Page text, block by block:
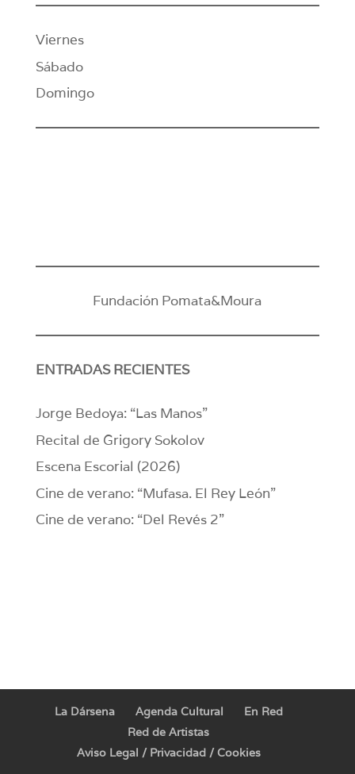
Viernes
Sábado
Domingo
Fundación Pomata&Moura
ENTRADAS RECIENTES
Jorge Bedoya: “Las Manos”
Recital de Grigory Sokolov
Escena Escorial (2026)
Cine de verano: “Mufasa. El Rey León”
Cine de verano: “Del Revés 2”
La Dársena Agenda Cultural
En Red
Red de Artistas
Aviso Legal / Privacidad / Cookies